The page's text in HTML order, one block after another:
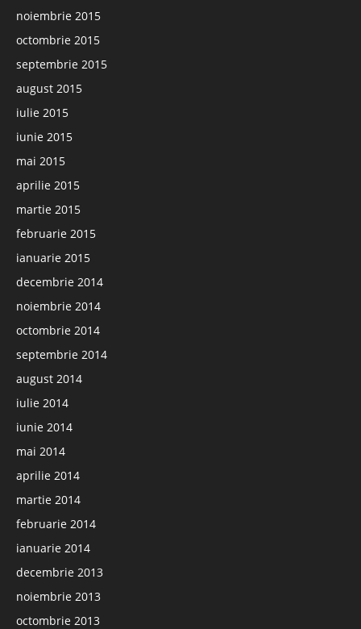
noiembrie 2015
octombrie 2015
septembrie 2015
august 2015
iulie 2015
iunie 2015
mai 2015
aprilie 2015
martie 2015
februarie 2015
ianuarie 2015
decembrie 2014
noiembrie 2014
octombrie 2014
septembrie 2014
august 2014
iulie 2014
iunie 2014
mai 2014
aprilie 2014
martie 2014
februarie 2014
ianuarie 2014
decembrie 2013
noiembrie 2013
octombrie 2013